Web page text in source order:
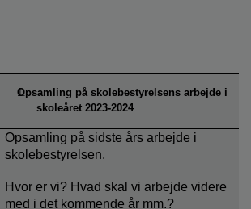
Opsamling på skolebestyrelsens arbejde i
skoleåret 2023-2024
Opsamling på sidste års arbejde i
skolebestyrelsen.
Hvor er vi? Hvad skal vi arbejde videre
med i det kommende år mm.?